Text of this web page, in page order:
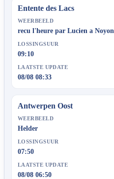
Entente des Lacs
WEERBEELD
recu l'heure par Lucien a Noyon
LOSSINGSUUR
09:10
LAATSTE UPDATE
08/08 08:33
Antwerpen Oost
WEERBEELD
Helder
LOSSINGSUUR
07:50
LAATSTE UPDATE
08/08 06:50